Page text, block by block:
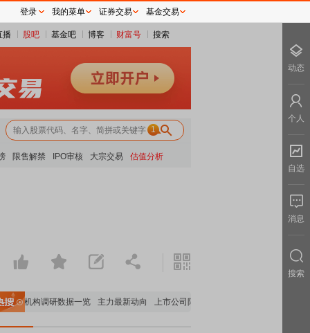
播 股吧 基金吧 博客 财富号 搜索
1
限售解禁 IPO审核 大宗交易 估值分析
机构调研数据一览 主力最新动向 上市公司限售股解禁一览
登录 我的菜单 证券交易 基金交易
动态
个人
自选
消息
搜索